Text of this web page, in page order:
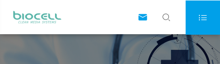
  